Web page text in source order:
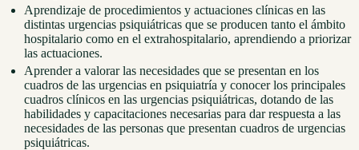
Aprendizaje de procedimientos y actuaciones clínicas en las
distintas urgencias psiquiátricas que se producen tanto el ámbito
hospitalario como en el extrahospitalario, aprendiendo a priorizar
las actuaciones.
Aprender a valorar las necesidades que se presentan en los
cuadros de las urgencias en psiquiatría y conocer los principales
cuadros clínicos en las urgencias psiquiátricas, dotando de las
habilidades y capacitaciones necesarias para dar respuesta a las
necesidades de las personas que presentan cuadros de urgencias
psiquiátricas.